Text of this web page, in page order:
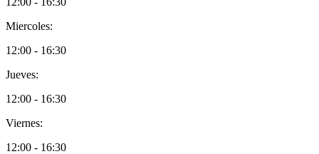
Miercoles:
12:00 - 16:30
Jueves:
12:00 - 16:30
Viernes:
12:00 - 16:30